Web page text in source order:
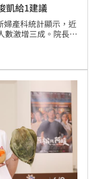
凱給1建議
婦產科統計顯示，近
數激增三成。院長陳
面臨流產與染色體
A等先進技術，成功
，面對生育規劃，女
保存生育力的關鍵
期，以科學手段精
好準備。